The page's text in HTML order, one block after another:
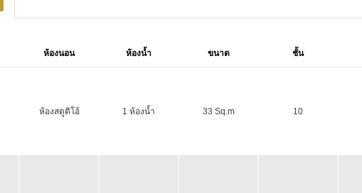
ห้องนอน ห้องน้ำ ขนาด ชั้น
ห้องสตูดิโอ้ 1 ห้องน้ำ 33 Sq.m 10